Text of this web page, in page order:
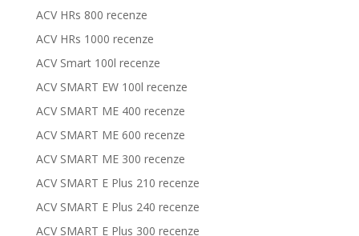
ACV HRs 800 recenze
ACV HRs 1000 recenze
ACV Smart 100l recenze
ACV SMART EW 100l recenze
ACV SMART ME 400 recenze
ACV SMART ME 600 recenze
ACV SMART ME 300 recenze
ACV SMART E Plus 210 recenze
ACV SMART E Plus 240 recenze
ACV SMART E Plus 300 recenze